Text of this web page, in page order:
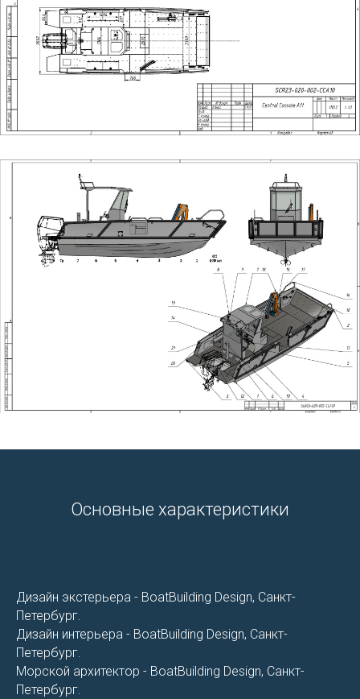
Основные характеристики
Дизайн экстерьера - BoatBuilding Design, Санкт-
Петербург.
Дизайн интерьера - BoatBuilding Design, Санкт-
Петербург.
Морской архитектор - BoatBuilding Design, Санкт-
Петербург.